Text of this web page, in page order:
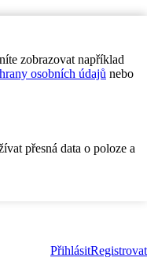
zobrazovat například
osobních údajů nebo
přesná data o poloze a
PřihlásitRegistrovat